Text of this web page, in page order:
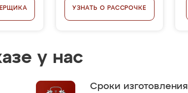
УЗНАТЬ О РАССРОЧКЕ
у нас
Сроки изготовления